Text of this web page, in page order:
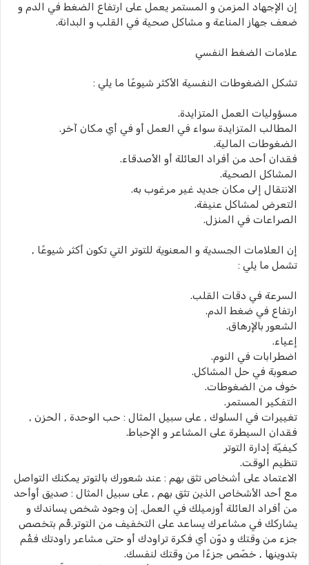
إن الإجهاد المزمن و المستمر يعمل على ارتفاع الضغط في الدم و
ضعف جهاز المناعة و مشاكل صحية في القلب و البدانة.
علامات الضغط النفسي
تشكل الضغوطات النفسية الأكثر شيوعًا ما يلي :
مسؤوليات العمل المتزايدة.
المطالب المتزايدة سواء في العمل أو في أي مكان آخر.
الضغوطات المالية.
فقدان أحد من أفراد العائلة أو الأصدقاء.
المشاكل الصحية.
الانتقال إلى مكان جديد غير مرغوب به.
التعرض لمشاكل عنيفة.
الصراعات في المنزل.
إن العلامات الجسدية و المعنوية للتوتر التي تكون أكثر شيوعًا ,
تشمل ما يلي :
السرعة في دقات القلب.
ارتفاع في ضغط الدم.
الشعور بالإرهاق.
إعياء.
اضطرابات في النوم.
صعوبة في حل المشاكل.
خوف من الضغوطات.
التفكير المستمر.
تغييرات في السلوك , على سبيل المثال : حب الوحدة , الحزن ,
فقدان السيطرة على المشاعر و الإحباط.
كيفيّة إدارة التوتر
تنظيم الوقت.
الاعتماد على أشخاص تثق بهم : عند شعورك بالتوتر يمكنك التواصل
مع أحد الأشخاص الذين تثق بهم , على سبيل المثال : صديق أوأحد
من أفراد العائلة أوزميلك في العمل. إن وجود شخص يساندك و
يشاركك في مشاعرك يساعد على التخفيف من التوتر.قُم بتخصص
جزء من وقتك و دوّن أي فكرة تراودك أو حتى مشاعر راودتك فقُم
بتدوينها , خصّص جزءًا من وقتك لنفسك.